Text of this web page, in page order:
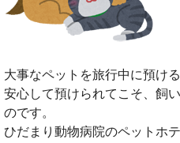
大事なペットを旅行中に預け
安心して預けられてこそ、飼
のです。
ひだまり動物病院のペットホ